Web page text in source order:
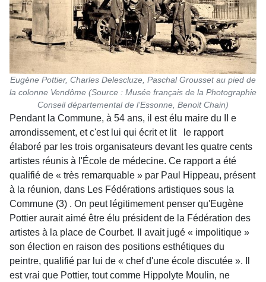
Eugène Pottier, Charles Delescluze, Paschal Grousset au pied de
la colonne Vendôme (Source : Musée français de la Photographie
Conseil départemental de l’Essonne, Benoit Chain)
Pendant la Commune, à 54 ans, il est élu maire du II e
arrondissement, et c'est lui qui écrit et lit le rapport
élaboré par les trois organisateurs devant les quatre cents
artistes réunis à l'École de médecine. Ce rapport a été
qualifié de « très remarquable » par Paul Hippeau, présent
à la réunion, dans Les Fédérations artistiques sous la
Commune (3) . On peut légitimement penser qu'Eugène
Pottier aurait aimé être élu président de la Fédération des
artistes à la place de Courbet. Il avait jugé « impolitique »
son élection en raison des positions esthétiques du
peintre, qualifié par lui de « chef d'une école discutée ». Il
est vrai que Pottier, tout comme Hippolyte Moulin, ne